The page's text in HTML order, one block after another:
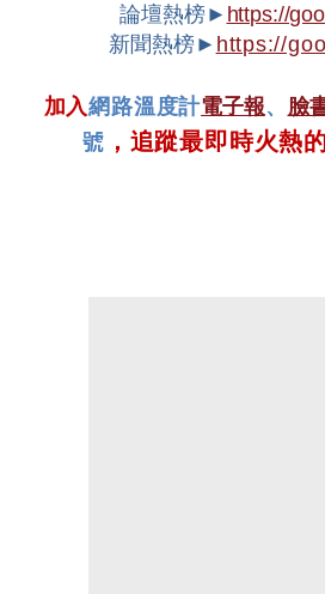
論壇熱榜► https://
新聞熱榜► https://
加入網路溫度計電子報、 臉
號 ，追蹤最即時火熱